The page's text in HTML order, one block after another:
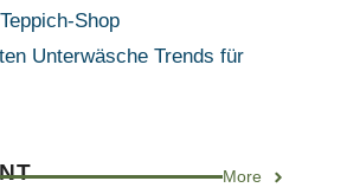
Shop
Unterwäsche Trends für
More